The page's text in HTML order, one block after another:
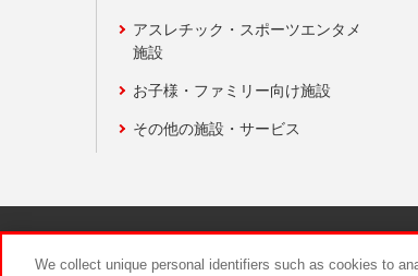
アスレチック・スポーツエンタメ
施設
お子様・ファミリー向け施設
その他の施設・サービス
We collect unique personal identifiers such as cookies to